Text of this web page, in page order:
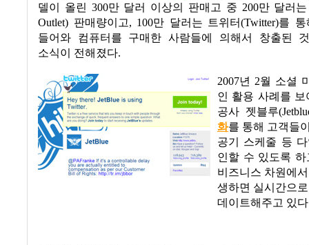
델이 올린 300만 달러 이상의 판매고 중 200만 달러
Outlet) 판매량이고, 100만 달러는 트위터(Twitter)를 통
들어와 컴퓨터를 구매한 사람들에 의해서 창출된
소식이 전해졌다.
2007년 2월 소셜
인 활용 사례를
공사 젯블루
화를 통해 고객들
공기 스케줄 등
인할 수 있도록
비즈니스 차원에
생하면 실시간으
데이트해주고 있다